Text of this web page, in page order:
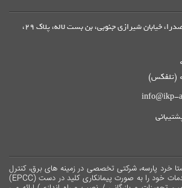
تهران، خیابان ملاصدرا، خیابان شیرازی جنوبی، بن بست لاله، پلاک 29،
info@ikp-
خرد پارسه، شرکتی تخصصی در زمینه های برق، کنترل
و ابزار دقیق است که خدمات خود را به صورت پیمانکاری کلید در دست (EPCC)